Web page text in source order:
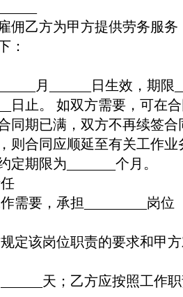
佣乙方为甲方提供劳务服务
：
月 日生效，期限
日止。
如双方需要，可在
同期已满，双方不再续签合
则合同应顺延至有关工作业
定期限为
个月。
需要，承担
岗位
定该岗位职责的要求和甲
天；乙方应按照工作